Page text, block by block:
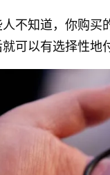
不知道，你购
可以有选择性地